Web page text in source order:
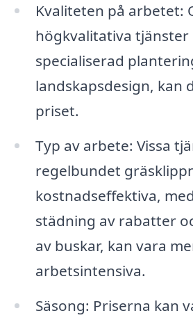
Kvaliteten på arbetet:
högkvalitativa tjänster
specialiserad
landskapsdesign, kan
priset.
Typ av arbete: Vissa
regelbundet
kostnadseffektiva,
städning av rabatter
av buskar, kan vara
arbetsintensiva.
Säsong: Priserna kan